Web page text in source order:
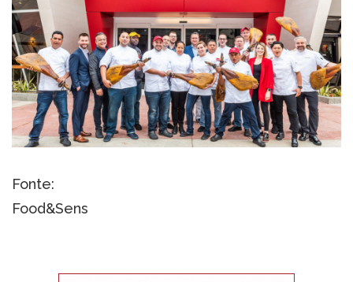
Fonte:
Food&Sens